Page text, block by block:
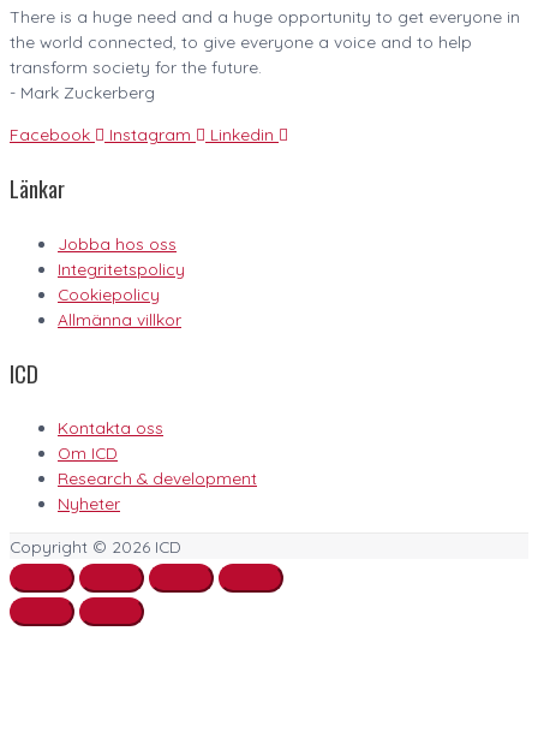
There is a huge need and a huge opportunity to get everyone in
the world connected, to give everyone a voice and to help
transform society for the future.
- Mark Zuckerberg
Facebook Instagram Linkedin
Länkar
Jobba hos oss
Integritetspolicy
Cookiepolicy
Allmänna villkor
ICD
Kontakta oss
Om ICD
Research & development
Nyheter
Copyright © 2026 ICD